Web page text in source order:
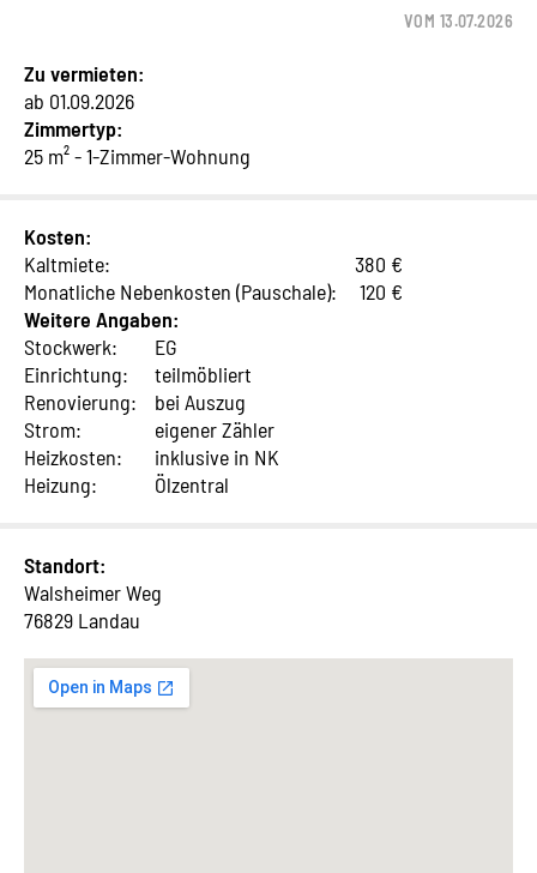
VOM 13.07.2026
Zu vermieten:
ab 01.09.2026
Zimmertyp:
25 m² - 1-Zimmer-Wohnung
Kosten:
Kaltmiete:
380 €
Monatliche Nebenkosten (Pauschale):
120 €
Weitere Angaben:
Stockwerk:
EG
Einrichtung:
teilmöbliert
Renovierung:
bei Auszug
Strom:
eigener Zähler
Heizkosten:
inklusive in NK
Heizung:
Ölzentral
Standort:
Walsheimer Weg
76829 Landau